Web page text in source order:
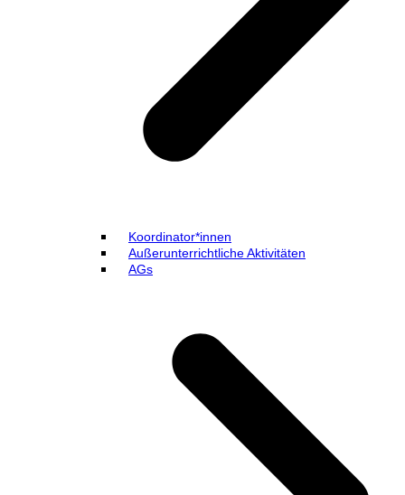
Koordinator*innen
Außerunterrichtliche Aktivitäten
AGs